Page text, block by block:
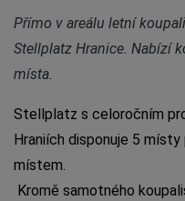
Přímo v areálu letní
Stellplatz Hranice. Nabízí
místa.
Stellplatz s celoročním
Hraniích disponuje 5
místem.
Kromě samotného